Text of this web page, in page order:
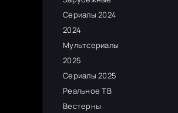
Сериалы 2024
2024
Мультсериалы
2025
Сериалы 2025
Реальное ТВ
Вестерны